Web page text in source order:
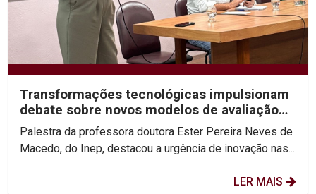
Transformações tecnológicas impulsionam
debate sobre novos modelos de avaliação
do ensino superior
Palestra da professora doutora Ester Pereira Neves de
Macedo, do Inep, destacou a urgência de inovação nas...
LER MAIS